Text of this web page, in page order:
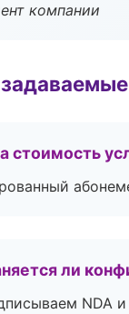
компании
стоимость
ли
NDA